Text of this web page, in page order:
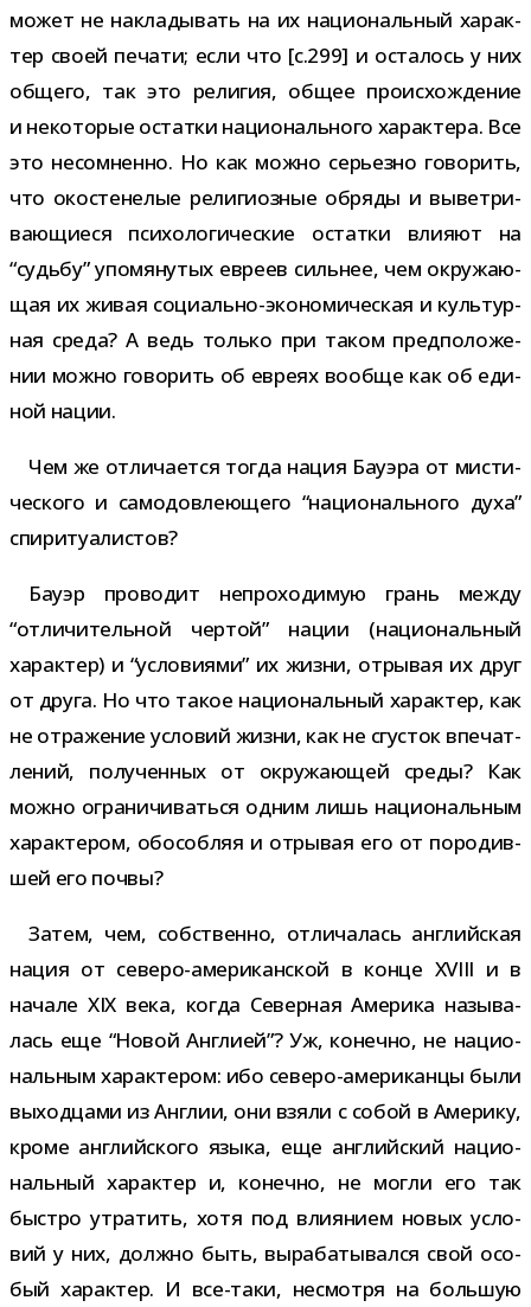
может не накла­ды­вать на их наци­о­наль­ный харак­
тер своей печати; если что [c.299] и оста­лось у них
общего, так это рели­гия, общее про­ис­хож­де­ние
и неко­то­рые остатки наци­о­наль­ного харак­тера. Все
это несо­мненно. Но как можно серьезно гово­рить,
что око­сте­не­лые рели­ги­оз­ные обряды и вывет­ри­
ва­ю­щи­еся пси­хо­ло­ги­че­ские остатки вли­яют на
“судьбу” упо­мя­ну­тых евреев силь­нее, чем окру­жа­ю­
щая их живая социально-​экономическая и куль­тур­
ная среда? А ведь только при таком пред­по­ло­же­
нии можно гово­рить об евреях вообще как об еди­
ной нации.
Чем же отли­ча­ется тогда нация Бауэра от мисти­
че­ского и само­до­вле­ю­щего “наци­о­наль­ного духа”
спиритуалистов?
Бауэр про­во­дит непро­хо­ди­мую грань между
“отли­чи­тель­ной чер­той” нации (наци­о­наль­ный
харак­тер) и “усло­ви­ями” их жизни, отры­вая их друг
от друга. Но что такое наци­о­наль­ный харак­тер, как
не отра­же­ние усло­вий жизни, как не сгу­сток впе­чат­
ле­ний, полу­чен­ных от окру­жа­ю­щей среды? Как
можно огра­ни­чи­ваться одним лишь наци­о­наль­ным
харак­те­ром, обособ­ляя и отры­вая его от поро­див­
шей его почвы?
Затем, чем, соб­ственно, отли­ча­лась англий­ская
нация от северо-​американской в конце XVIII и в
начале XIX века, когда Северная Америка назы­ва­
лась еще “Новой Англией”? Уж, конечно, не наци­о­
наль­ным харак­те­ром: ибо северо-​американцы были
выход­цами из Англии, они взяли с собой в Америку,
кроме англий­ского языка, еще англий­ский наци­о­
наль­ный харак­тер и, конечно, не могли его так
быстро утра­тить, хотя под вли­я­нием новых усло­
вий у них, должно быть, выра­ба­ты­вался свой осо­
бый харак­тер. И все-​таки, несмотря на боль­шую